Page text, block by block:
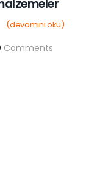
(devamını oku)
Comments